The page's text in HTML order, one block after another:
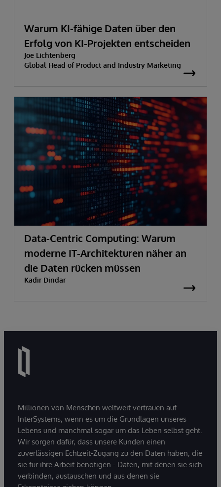
Warum KI-fähige Daten über den
Erfolg von KI-Projekten entscheiden
Joe Lichtenberg
Global Head of Product and Industry Marketing
Data-Centric Computing: Warum
moderne IT-Architekturen näher an
die Daten rücken müssen
Kadir Dindar
Millionen von Menschen weltweit vertrauen auf
InterSystems, wenn es um die Grundlagen unseres
Lebens und manchmal sogar um das Leben selbst geht.
Wir sorgen dafür, dass unsere Kunden einen
zuverlässigen Echtzeit-Zugang zu den Daten haben, die
sie für ihre Arbeit benötigen - Daten, mit denen sie sich
verbinden, austauschen und aus denen sie